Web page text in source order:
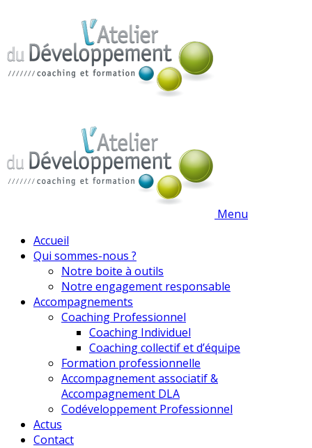
Menu
Accueil
Qui sommes-nous ?
Notre boite à outils
Notre engagement responsable
Accompagnements
Coaching Professionnel
Coaching Individuel
Coaching collectif et d’équipe
Formation professionnelle
Accompagnement associatif &
Accompagnement DLA
Codéveloppement Professionnel
Actus
Contact